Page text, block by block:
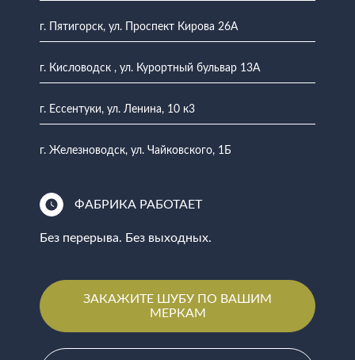
г. Пятигорск, ул. Проспект Кирова 26А
г. Кисловодск , ул. Курортный бульвар 13А
г. Ессентуки, ул. Ленина, 10 к3
г. Железноводск, ул. Чайковского, 1Б
ФАБРИКА РАБОТАЕТ
Без перерыва. Без выходных.
ЗАКАЖИТЕ ШУБУ ПО ВАШИМ
МЕРКАМ